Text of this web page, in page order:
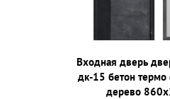
Входная дверь
дк-15 бетон
дерево